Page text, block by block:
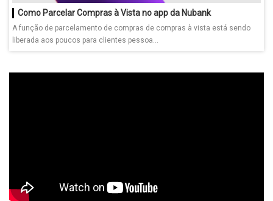
Como Parcelar Compras à Vista no app da Nubank
A função de parcelamento de compras de compras à vista está sendo
liberada aos poucos para clientes pessoa...